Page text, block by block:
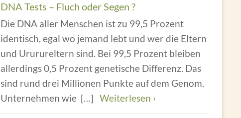
DNA Tests – Fluch oder Segen ?
Die DNA aller Menschen ist zu 99,5 Prozent
identisch, egal wo jemand lebt und wer die Eltern
und Ururureltern sind. Bei 99,5 Prozent bleiben
allerdings 0,5 Prozent genetische Differenz. Das
sind rund drei Millionen Punkte auf dem Genom.
Unternehmen wie […] Weiterlesen ›